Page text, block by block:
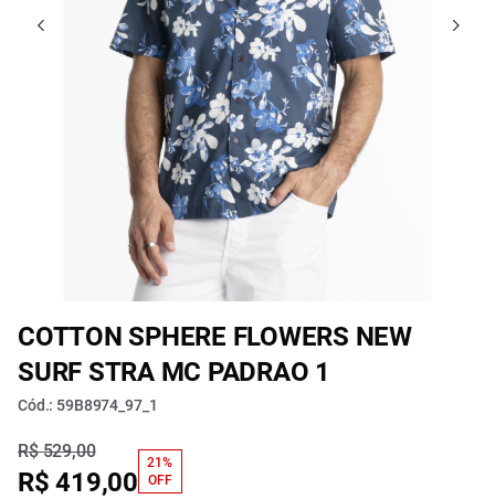
COTTON SPHERE FLOWERS NEW
SURF STRA MC PADRAO 1
Cód.: 59B8974_97_1
R$ 529,00
R$ 419,00
21%
OFF